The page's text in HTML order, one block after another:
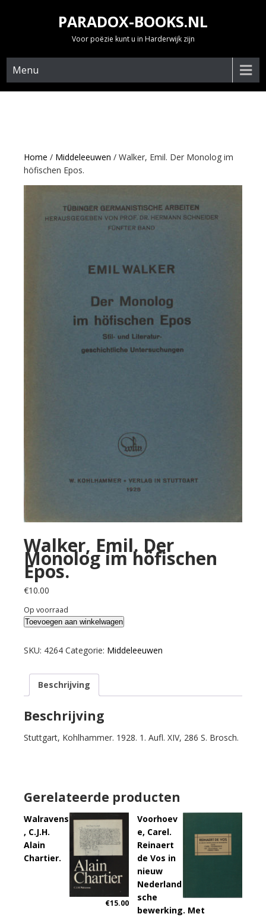
PARADOX-BOOKS.NL
Voor poëzie kunt u in Harderwijk zijn
Menu
Home / Middeleeuwen / Walker, Emil. Der Monolog im
höfischen Epos.
Walker, Emil. Der
Monolog im höfischen
Epos.
€10.00
Op voorraad
Walker,
Der
im
höfischen
Epos.
aantal
Toevoegen aan winkelwagen
SKU: 4264 Categorie: Middeleeuwen
Beschrijving
Beschrijving
Stuttgart, Kohlhammer. 1928. 1. Aufl. XIV, 286 S. Brosch.
Gerelateerde producten
Walravens
, C.J.H.
Alain
Chartier.
€15.00
Voorhoev
e, Carel.
Reinaert
de Vos in
nieuw
Nederland
sche
bewerking. Met